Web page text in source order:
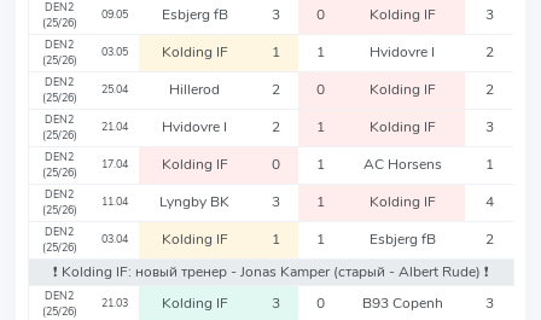
DEN2
(25/26)
09.05 Esbjerg fB 3 0 Kolding IF 3
DEN2
(25/26)
03.05 Kolding IF 1 1 Hvidovre I 2
DEN2
(25/26)
25.04 Hillerod 2 0 Kolding IF 2
DEN2
(25/26)
21.04 Hvidovre I 2 1 Kolding IF 3
DEN2
(25/26)
17.04 Kolding IF 0 1 AC Horsens 1
DEN2
(25/26)
11.04 Lyngby BK 3 1 Kolding IF 4
DEN2
(25/26)
03.04 Kolding IF 1 1 Esbjerg fB
2
❗️ Kolding IF: новый тренер - Jonas Kamper(старый - Albert Rude) ❗️
DEN2
(25/26)
21.03 Kolding IF 3 0 B93 Copenh 3